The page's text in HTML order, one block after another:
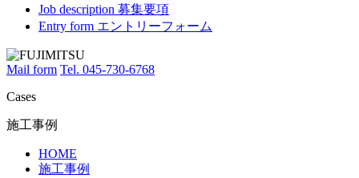
Job description 募集要項
Entry form エントリーフォーム
Mail form Tel. 045-730-6768
Cases
施工事例
HOME
施工事例